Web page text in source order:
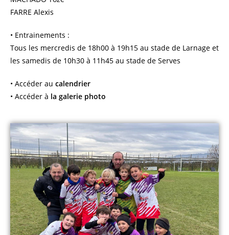
FARRE Alexis
• Entrainements :
Tous les mercredis de 18h00 à 19h15 au stade de Larnage et
les samedis de 10h30 à 11h45 au stade de Serves
• Accéder au calendrier
• Accéder à la galerie photo